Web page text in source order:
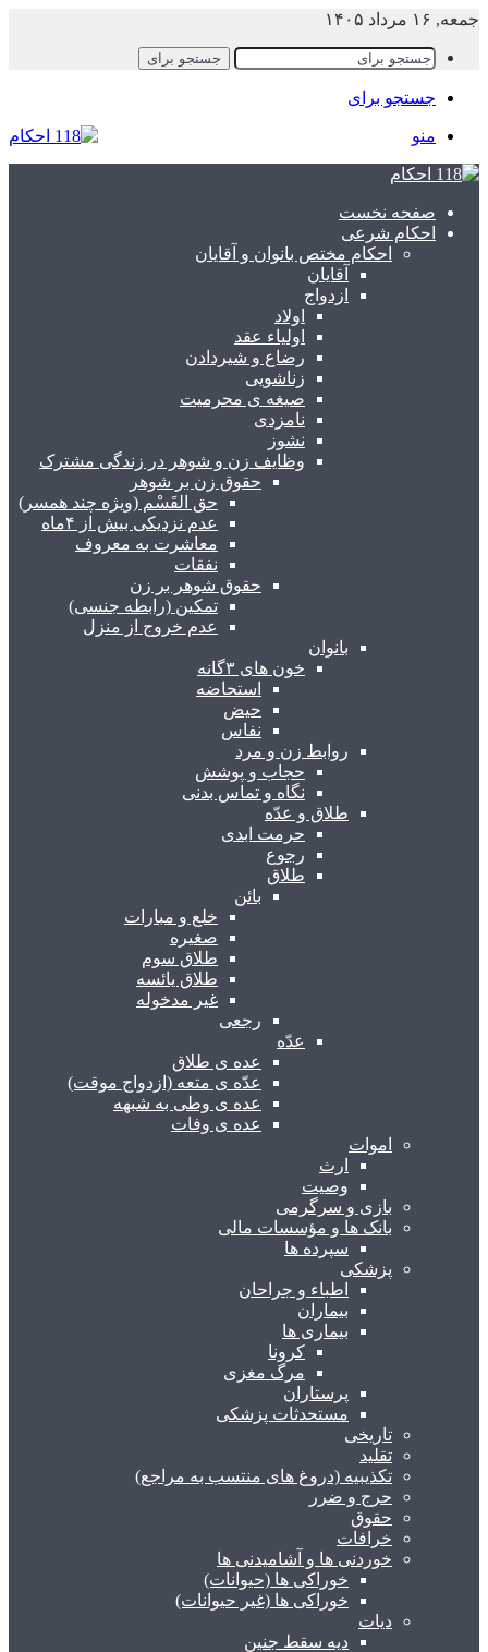
۱۶ مرداد ۱۴۰۵
جستجو برای
جستجو برای
منو
صفحه نخست
احکام شرعی
احکام مختص بانوان و آقایان
آقایان
ازدواج
اولاد
اولیاء عقد
رضاع و شیردادن
زناشویی
صیغه ی محرمیت
نامزدی
نشوز
وظایف زن و شوهر در زندگی مشترک
حقوق زن بر شوهر
حق القَسْم (ویژه چند همسر)
عدم نزدیکی بیش از ۴ماه
معاشرت به معروف
نفقات
حقوق شوهر بر زن
تمکین (رابطه جنسی)
عدم خروج از منزل
بانوان
خون های ۳گانه
استحاضه
حیض
نفاس
روابط زن و مرد
حجاب و پوشش
نگاه و تماس بدنی
طلاق و عدّه
حرمت ابدی
رجوع
طلاق
بائن
خلع و مبارات
صغیره
طلاق سوم
طلاق یائسه
غیر مدخوله
رجعی
عدّه
عده ی طلاق
عدّه ی متعه (ازدواج موقت)
عده ی وطی به شبهه
عده ی وفات
اموات
ارث
وصیت
بازی و سرگرمی
بانک ها و مؤسسات مالی
سپرده ها
پزشکی
اطباء و جراحان
بیماران
بیماری ها
کرونا
مرگ مغزی
پرستاران
مستحدثات پزشکی
تاریخی
تقلید
تکذیبیه (دروغ های منتسب به مراجع)
حرج و ضرر
حقوق
خرافات
خوردنی ها و آشامیدنی ها
خوراکی ها (حیوانات)
خوراکی ها (غیر حیوانات)
دیات
دیه سقط جنین